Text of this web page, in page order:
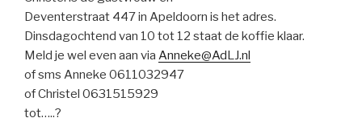
Deventerstraat 447 in Apeldoorn is het adres.
Dinsdagochtend van 10 tot 12 staat de koffie klaar.
Meld je wel even aan via Anneke@AdLJ.nl
of sms Anneke 0611032947
of Christel 0631515929
tot…..?